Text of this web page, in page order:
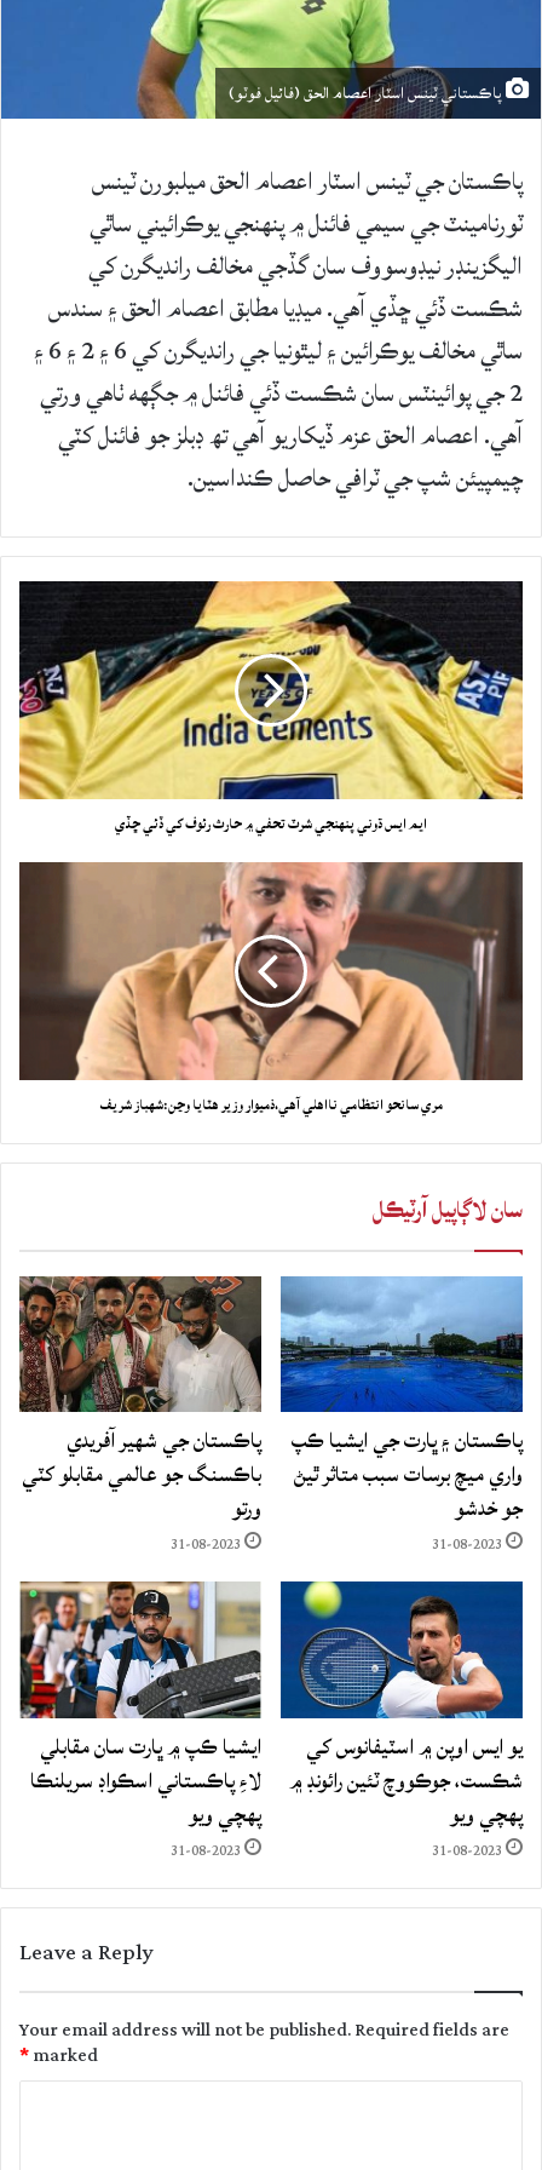
پاڪستاني ٽينس اسٽار اعصام الحق (فائيل فوٽو)
پاڪستان جي ٽينس اسٽار اعصام الحق ميلبورن ٽينس
ٽورنامينٽ جي سيمي فائنل ۾ پنهنجي يوڪرائيني ساٿي
اليگزينڊر نيڊوسووف سان گڏجي مخالف رانديگرن کي
شڪست ڏئي ڇڏي آهي. ميڊيا مطابق اعصام الحق ۽ سندس
ساٿي مخالف يوڪرائين ۽ ليٿونيا جي رانديگرن کي 6 ۽ 2 ۽ 6 ۽
2 جي پوائينٽس سان شڪست ڏئي فائنل ۾ جڳهه ٺاهي ورتي
آهي. اعصام الحق عزم ڏيکاريو آهي تھ ڊبلز جو فائنل کٽي
چيمپيئن شپ جي ٽرافي حاصل ڪنداسين.
ايم ايس ڌوني پنهنجي شرٽ تحفي ۾ حارث رئوف کي ڏئي ڇڏي
مري سانحو انتظامي نااهلي آهي،ذميوار وزير هٽايا وڃن:شهباز شريف
سان لاڳاپيل آرٽيڪل
پاڪستان ۽ ڀارت جي ايشيا ڪپ
واري ميچ برسات سبب متاثر ٿيڻ
جو خدشو
31-08-2023
پاڪستان جي شهير آفريدي
باڪسنگ جو عالمي مقابلو کٽي
ورتو
31-08-2023
يو ايس اوپن ۾ اسٽيفانوس کي
شڪست، جوڪووچ ٽئين رائونڊ ۾
پهچي ويو
31-08-2023
ايشيا ڪپ ۾ ڀارت سان مقابلي
لاءِ پاڪستاني اسڪواڊ سريلنڪا
پهچي ويو
31-08-2023
Leave a Reply
Your email address will not be published.Required fields are
marked
*